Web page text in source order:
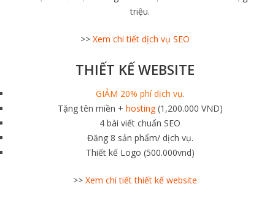
triệu.
>> Xem chi tiết dịch vụ SEO
THIẾT KẾ WEBSITE
GIẢM 20% phí dịch vụ.
Tặng tên miền + hosting(1,200.000 VND)
4 bài viết chuẩn SEO
Đăng 8 sản phẩm/ dịch vụ.
Thiết kế Logo (500.000vnd)
>> Xem chi tiết thiết kế website